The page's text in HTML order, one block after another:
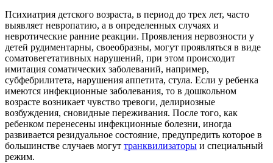
Психиатрия детского возраста, в период до трех лет, часто
выявляет невропатию, а в определенных случаях и
невротические ранние реакции. Проявления нервозности у
детей рудиментарны, своеобразны, могут проявляться в виде
соматовегетативных нарушений, при этом происходит
имитация соматических заболеваний, например,
субфебрилитета, нарушения аппетита, стула. Если у ребенка
имеются инфекционные заболевания, то в дошкольном
возрасте возникает чувство тревоги, делириозные
возбуждения, сновидные переживания. После того, как
ребенком перенесены инфекционные болезни, иногда
развивается резидуальное состояние, предупредить которое в
большинстве случаев могут транквилизаторы и специальный
режим.